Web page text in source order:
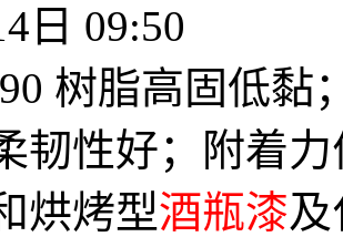
日 09:50
树脂高固低黏
韧性好；附着
烘烤型酒瓶漆